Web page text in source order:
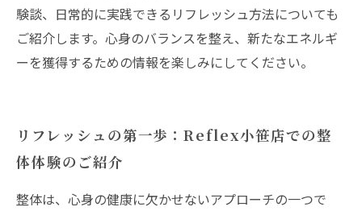
験談、日常的に実践できるリフレッシュ方法についても
ご紹介します。心身のバランスを整え、新たなエネルギ
ーを獲得するための情報を楽しみにしてください。
リフレッシュの第一歩：Reflex小笹店での整
体体験のご紹介
整体は、心身の健康に欠かせないアプローチの一つで